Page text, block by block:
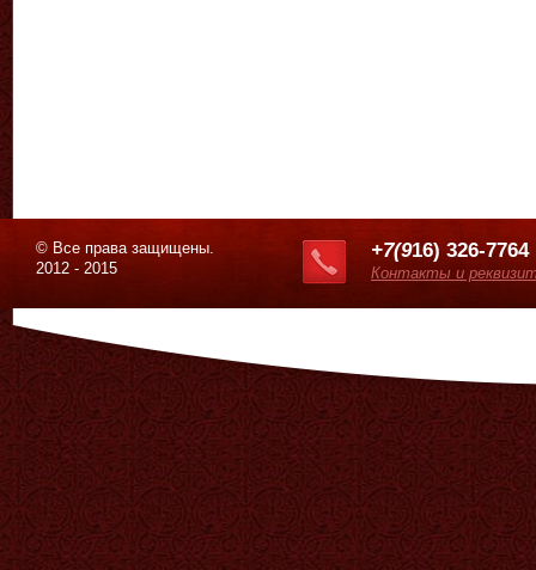
© Все права защищены.
2012 - 2015
+7(916) 326-7764
Контакты и